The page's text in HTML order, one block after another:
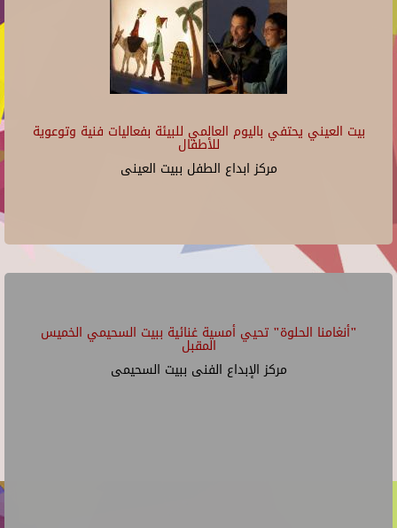
بيت العيني يحتفي باليوم العالمي للبيئة بفعاليات فنية وتوعوية
للأطفال
مركز ابداع الطفل ببيت العينى
"أنغامنا الحلوة" تحيي أمسية غنائية ببيت السحيمي الخميس
المقبل
مركز الإبداع الفنى ببيت السحيمى